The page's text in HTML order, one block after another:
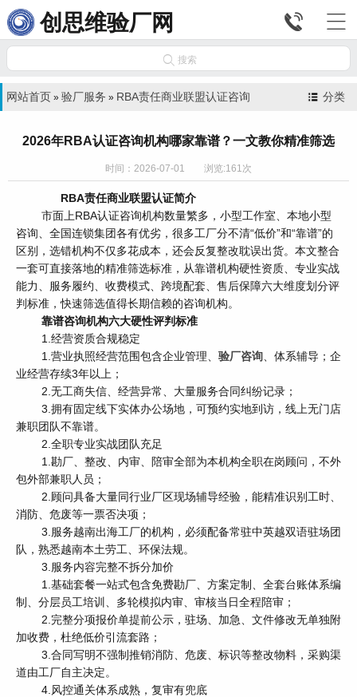
创思维验厂网 

 搜索
分类
网站首页 » 验厂服务 » RBA责任商业联盟认证咨询
2026年RBA认证咨询机构哪家靠谱？一文教你精准筛选
时间：2026-07-01 浏览:161次
RBA责任商业联盟认证简介
市面上RBA认证咨询机构数量繁多，小型工作室、本地小型
咨询、全国连锁集团各有优劣，很多工厂分不清“低价”和“靠谱”的
区别，选错机构不仅多花成本，还会反复整改耽误出货。本文整合
一套可直接落地的精准筛选标准，从靠谱机构硬性资质、专业实战
能力、服务履约、收费模式、跨境配套、售后保障六大维度划分评
判标准，快速筛选值得长期信赖的咨询机构。
靠谱咨询机构六大硬性评判标准
1.经营资质合规稳定
1.营业执照经营范围包含企业管理、 验厂咨询 、体系辅导；企
业经营存续3年以上；
2.无工商失信、经营异常、大量服务合同纠纷记录；
3.拥有固定线下实体办公场地，可预约实地到访，线上无门店
兼职团队不靠谱。
2.全职专业实战团队充足
1.勘厂、整改、内审、陪审全部为本机构全职在岗顾问，不外
包外部兼职人员；
2.顾问具备大量同行业厂区现场辅导经验，能精准识别工时、
消防、危废等一票否决项；
3.服务越南出海工厂的机构，必须配备常驻中英越双语驻场团
队，熟悉越南本土劳工、环保法规。
3.服务内容完整不拆分加价
1.基础套餐一站式包含免费勘厂、方案定制、全套台账体系编
制、分层员工培训、多轮模拟内审、审核当日全程陪审；
2.完整分项报价单提前公示，驻场、加急、文件修改无单独附
加收费，杜绝低价引流套路；
3.合同写明不强制推销消防、危废、标识等整改物料，采购渠
道由工厂自主决定。
4.风控通关体系成熟，复审有兜底